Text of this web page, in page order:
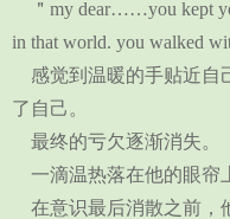
＂my dear……you kept
in that world. you walked
感觉到温暖的手贴近自
了自己。
最终的亏欠逐渐消失。
一滴温热落在他的眼帘
在意识最后消散之前